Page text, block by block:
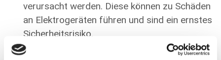
verursacht werden. Diese können zu Schäden
an Elektrogeräten führen und sind ein ernstes
Sicherheitsrisiko.
Lösung: